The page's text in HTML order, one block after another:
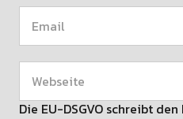
Die EU-DSGVO schreibt